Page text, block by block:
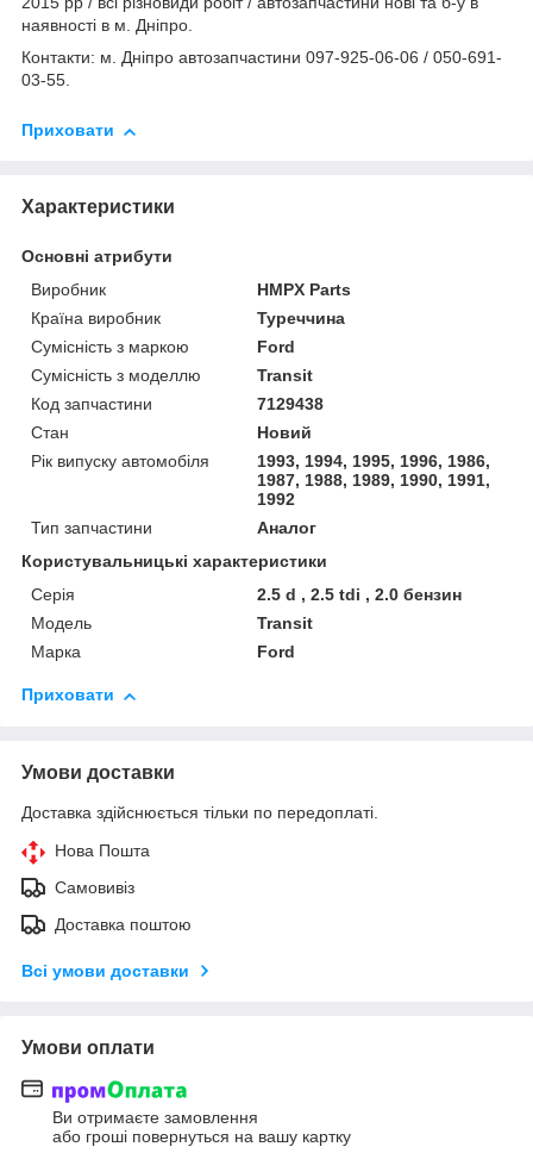
наявності в м. Дніпро.
Контакти: м. Дніпро автозапчастини 097-925-06-06 / 050-691-
03-55.
Приховати
Характеристики
Основні атрибути
Виробник
HMPX Parts
Країна виробник
Туреччина
Сумісність з маркою
Ford
Сумісність з моделлю
Transit
Код запчастини
7129438
Стан
Новий
Рік випуску автомобіля
1993, 1994, 1995, 1996, 1986,
1987, 1988, 1989, 1990, 1991,
1992
Тип запчастини
Аналог
Користувальницькі характеристики
Серія
2.5 d , 2.5 tdi , 2.0 бензин
Модель
Transit
Марка
Ford
Приховати
Умови доставки
Доставка здійснюється тільки по передоплаті.
Нова Пошта
Самовивіз
Доставка поштою
Всі умови доставки
Умови оплати
Ви отримаєте замовлення
або гроші повернуться на вашу картку